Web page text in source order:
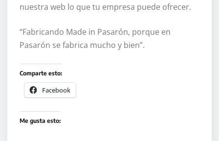
nuestra web lo que tu empresa puede ofrecer.
“Fabricando Made in Pasarón, porque en
Pasarón se fabrica mucho y bien”.
Comparte esto:
Facebook
Me gusta esto: